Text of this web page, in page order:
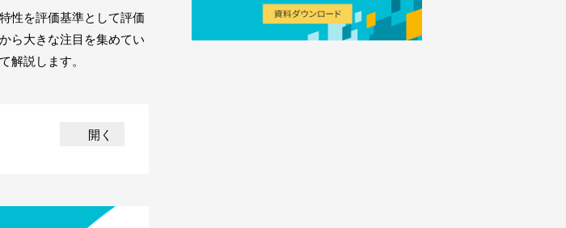
性を評価基準として評価
ら大きな注目を集めてい
解説します。
開く